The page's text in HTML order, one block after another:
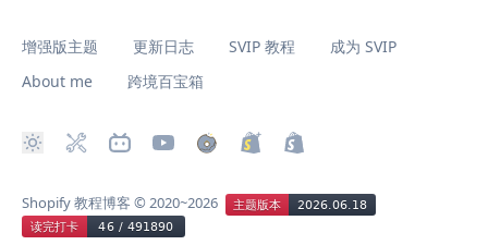
增强版主题 更新日志 SVIP 教程
成为 SVIP
About me
跨境百宝箱
Shopify 教程博客 © 2020~2026